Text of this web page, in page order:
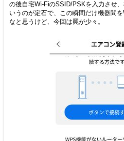
の後自宅Wi-FiのSSID/PSKを入力させ
いうのが定石で、この瞬間だけ機器間
なと思うけど、今回は罠が少々。